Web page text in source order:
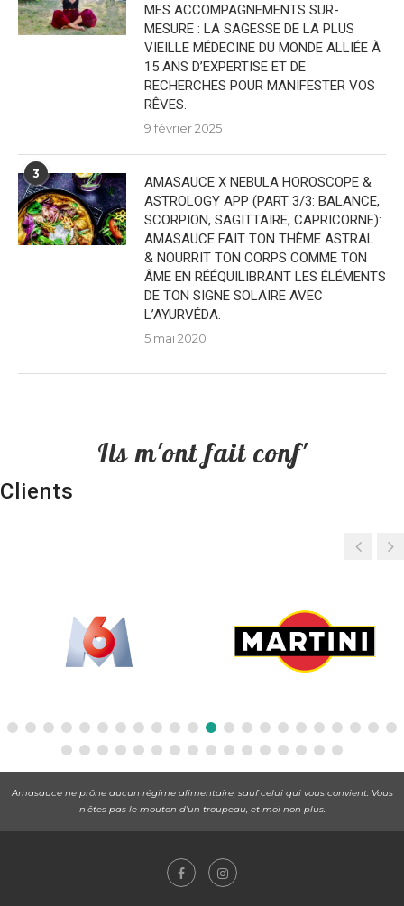
MES ACCOMPAGNEMENTS SUR-
MESURE : LA SAGESSE DE LA PLUS
VIEILLE MÉDECINE DU MONDE ALLIÉE À
15 ANS D’EXPERTISE ET DE
RECHERCHES POUR MANIFESTER VOS
RÊVES.
9 février 2025
3
AMASAUCE X NEBULA HOROSCOPE &
ASTROLOGY APP (PART 3/3: BALANCE,
SCORPION, SAGITTAIRE, CAPRICORNE):
AMASAUCE FAIT TON THÈME ASTRAL
& NOURRIT TON CORPS COMME TON
ÂME EN RÉÉQUILIBRANT LES ÉLÉMENTS
DE TON SIGNE SOLAIRE AVEC
L’AYURVÉDA.
5 mai 2020
Ils m'ont fait conf'
Clients
Amasauce ne prône aucun régime alimentaire, sauf celui qui vous convient. Vous
n'êtes pas le mouton d'un troupeau, et moi non plus.